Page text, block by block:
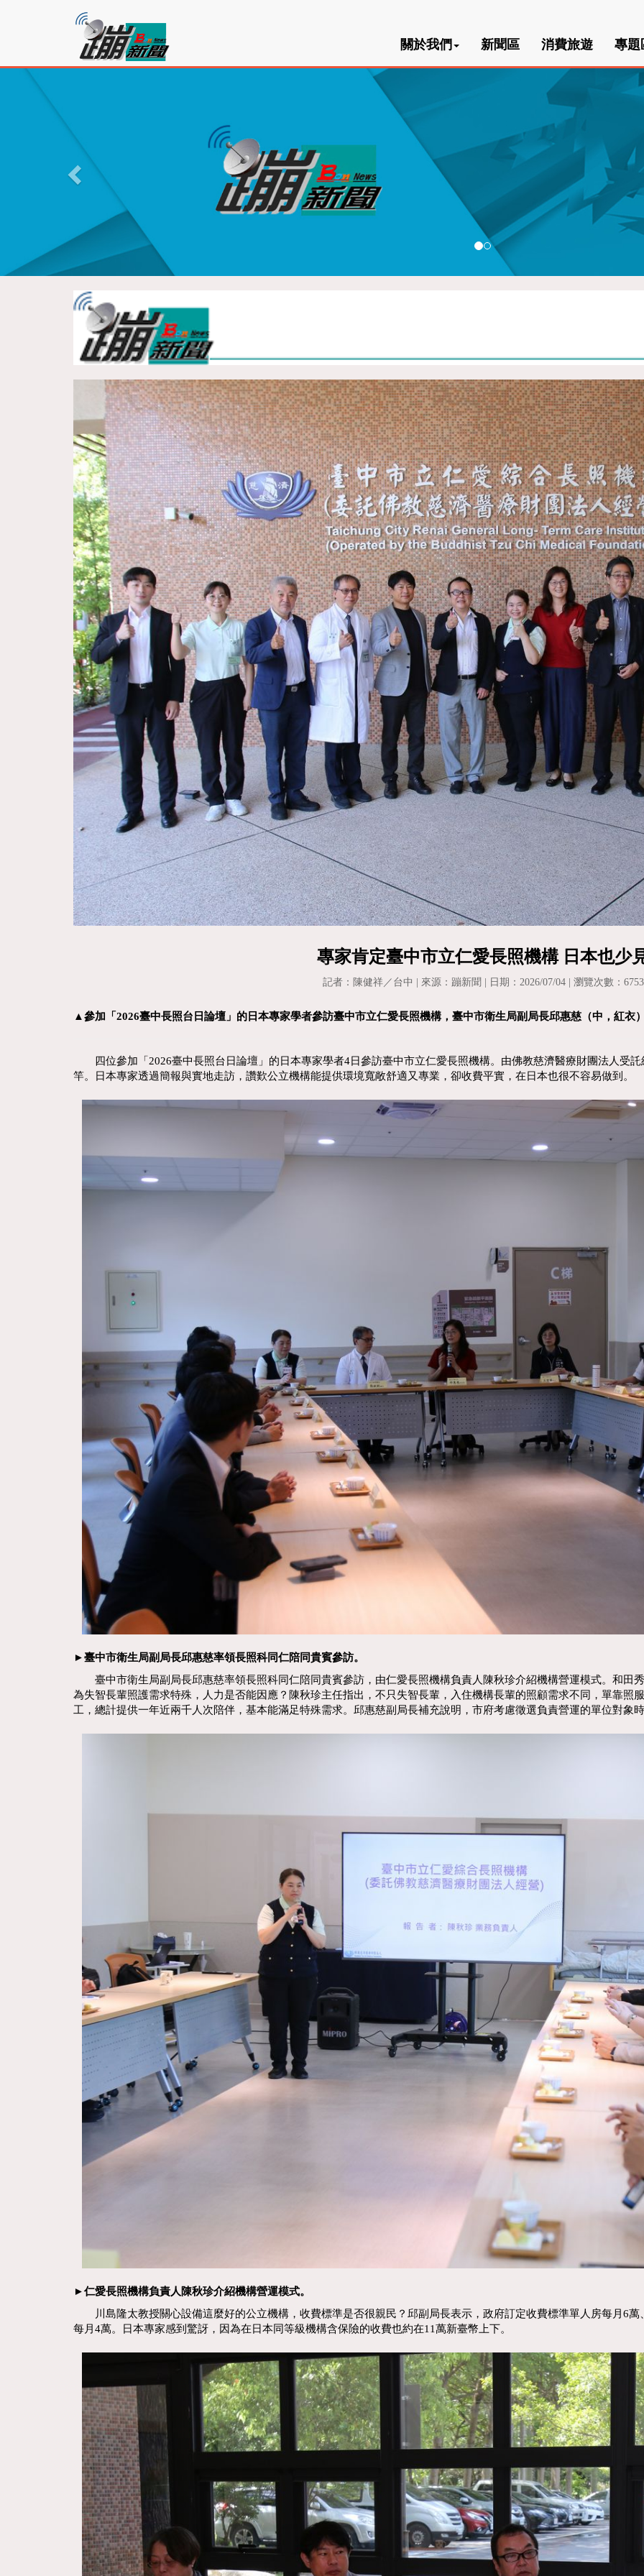
蹦
新
聞
關於我們 新聞區 消費旅遊 專題
v
o
專家肯定臺中市立仁愛長照機構 日本也少
記者：陳健祥／台中 | 來源：蹦新聞 | 日期：2026/07/04 | 瀏覽次數：6753
▲參加「2026臺中長照台日論壇」的日本專家學者參訪臺中市立仁愛長照機構，臺中市衛生局副局長邱惠慈（中，紅衣
四位參加「2026臺中長照台日論壇」的日本專家學者4日參訪臺中市立仁愛長照機構。由佛教慈濟醫療財團法人受
竿。日本專家透過簡報與實地走訪，讚歎公立機構能提供環境寬敞舒適又專業，卻收費平實，在日本也很不容易做到。
►臺中市衛生局副局長邱惠慈率領長照科同仁陪同貴賓參訪。
臺中市衛生局副局長邱惠慈率領長照科同仁陪同貴賓參訪，由仁愛長照機構負責人陳秋珍介紹機構營運模式。和田
為失智長輩照護需求特殊，人力是否能因應？陳秋珍主任指出，不只失智長輩，入住機構長輩的照顧需求不同，單靠照
工，總計提供一年近兩千人次陪伴，基本能滿足特殊需求。邱惠慈副局長補充說明，市府考慮徵選負責營運的單位對象
►仁愛長照機構負責人陳秋珍介紹機構營運模式。
川島隆太教授關心設備這麼好的公立機構，收費標準是否很親民？邱副局長表示，政府訂定收費標準單人房每月6萬
每月4萬。日本專家感到驚訝，因為在日本同等級機構含保險的收費也約在11萬新臺幣上下。